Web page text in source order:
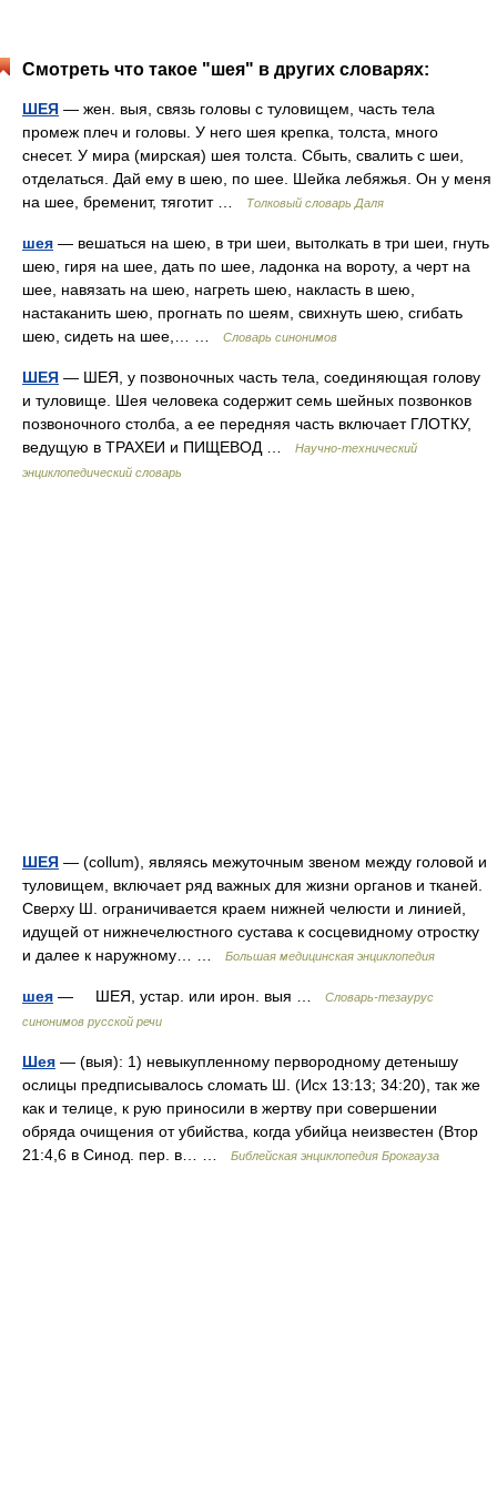
Смотреть что такое "шея" в других словарях:
ШЕЯ — жен. выя, связь головы с туловищем, часть тела
промеж плеч и головы. У него шея крепка, толста, много
снесет. У мира (мирская) шея толста. Сбыть, свалить с шеи,
отделаться. Дай ему в шею, по шее. Шейка лебяжья. Он у меня
на шее, бременит, тяготит …
Толковый словарь Даля
шея — вешаться на шею, в три шеи, вытолкать в три шеи, гнуть
шею, гиря на шее, дать по шее, ладонка на вороту, а черт на
шее, навязать на шею, нагреть шею, накласть в шею,
настаканить шею, прогнать по шеям, свихнуть шею, сгибать
шею, сидеть на шее,… …
Словарь синонимов
ШЕЯ — ШЕЯ, у позвоночных часть тела, соединяющая голову
и туловище. Шея человека содержит семь шейных позвонков
позвоночного столба, а ее передняя часть включает ГЛОТКУ,
ведущую в ТРАХЕИ и ПИЩЕВОД …
Научно-технический
энциклопедический словарь
ШЕЯ — (collum), являясь межуточным звеном между головой и
туловищем, включает ряд важных для жизни органов и тканей.
Сверху Ш. ограничивается краем нижней челюсти и линией,
идущей от нижнечелюстного сустава к сосцевидному отростку
и далее к наружному… …
Большая медицинская энциклопедия
шея — ШЕЯ, устар. или ирон. выя …
Словарь-тезаурус
синонимов русской речи
Шея — (выя): 1) невыкупленному первородному детенышу
ослицы предписывалось сломать Ш. (Исх 13:13; 34:20), так же
как и телице, к рую приносили в жертву при совершении
обряда очищения от убийства, когда убийца неизвестен (Втор
21:4,6 в Синод. пер. в… …
Библейская энциклопедия Брокгауза